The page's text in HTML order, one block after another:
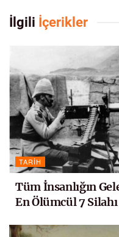
İlgili İçerikler
TARIH
Tüm İnsanlığın
En Ölümcül 7 Silahı